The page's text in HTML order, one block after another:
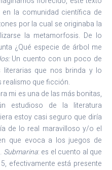
la comunidad científica de
por la cual se originaba la
la metamorfosis. De lo
¿Qué especie de árbol me
Un cuento con un poco de
que nos brinda y lo
realismo que ficción.
mi es una de las más bonitas,
estudioso de la literatura
estoy casi seguro que diría
de lo real maravilloso y/o el
que evoca a los juegos de
Submarina: es el cuento al que
efectivamente está presente